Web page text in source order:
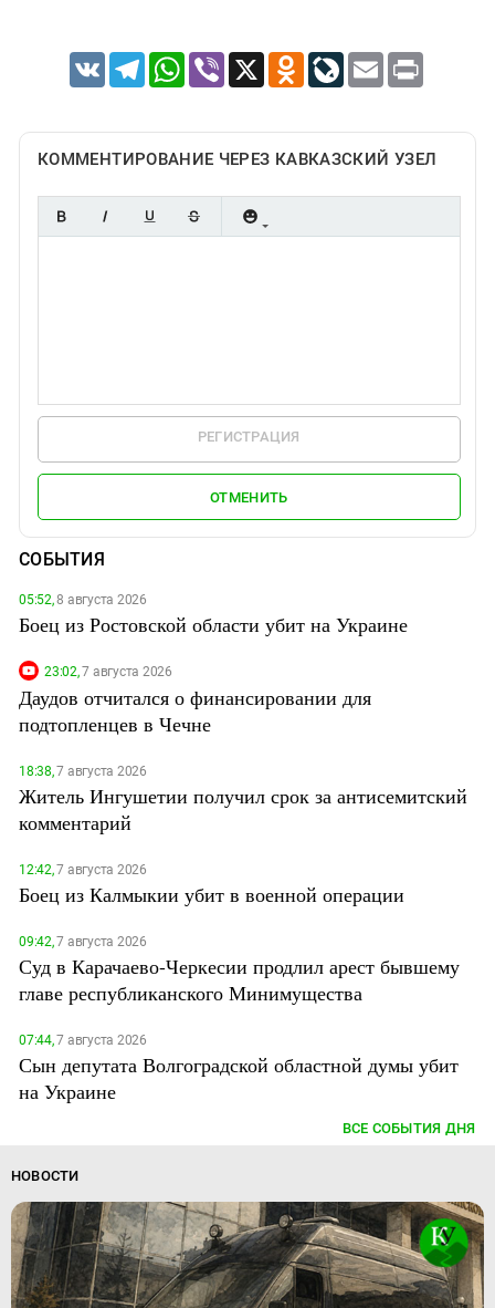
VK TelegramWhatsApp
Viber X Odnoklassniki
LiveJournal
Email Print
КОММЕНТИРОВАНИЕ ЧЕРЕЗ КАВКАЗСКИЙ УЗЕЛ
РЕГИСТРАЦИЯ
ОТМЕНИТЬ
СОБЫТИЯ
05:52,8 августа 2026
Боец из Ростовской области убит на Украине
23:02,7 августа 2026
Даудов отчитался о финансировании для
подтопленцев в Чечне
18:38,7 августа 2026
Житель Ингушетии получил срок за антисемитский
комментарий
12:42,7 августа 2026
Боец из Калмыкии убит в военной операции
09:42,7 августа 2026
Суд в Карачаево-Черкесии продлил арест бывшему
главе республиканского Минимущества
07:44,7 августа 2026
Сын депутата Волгоградской областной думы убит
на Украине
ВСЕ СОБЫТИЯ ДНЯ
НОВОСТИ